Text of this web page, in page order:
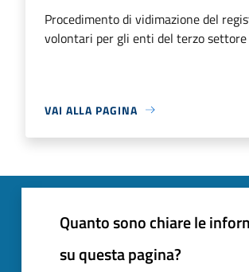
Procedimento di vidimazione del
volontari per gli enti del terzo settore
VAI ALLA PAGINA
Quanto sono chiare le
su questa pagina?